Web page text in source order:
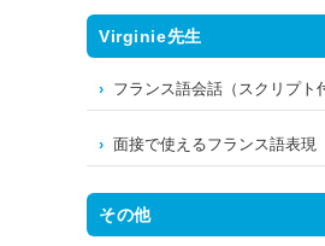
Virginie先生
フランス語会話（スクリプト
面接で使えるフランス語表現
その他